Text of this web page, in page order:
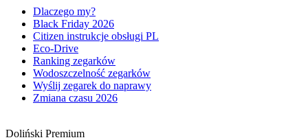
Dlaczego my?
Black Friday 2026
Citizen instrukcje obsługi PL
Eco-Drive
Ranking zegarków
Wodoszczelność zegarków
Wyślij zegarek do naprawy
Zmiana czasu 2026
Doliński Premium